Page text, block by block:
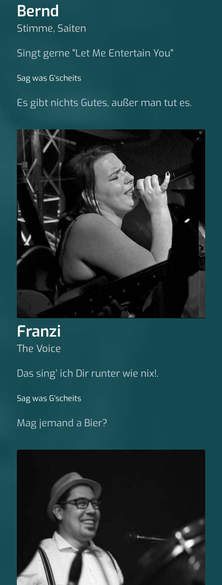
Bernd
Stimme, Saiten
Singt gerne "Let Me Entertain You"
Sag was G‘scheits
Es gibt nichts Gutes, außer man tut es.
Franzi
The Voice
Das sing’ ich Dir runter wie nix!.
Sag was G‘scheits
Mag jemand a Bier?